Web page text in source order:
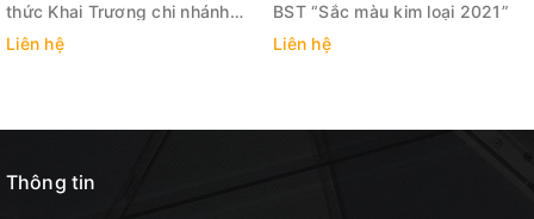
cáo Việt Nam- Vietad 2023
Vietad 2023- Hà Nội là cơ hội để các công ty, đơn vị
thức Khai Trương chi nhánh
mới HCM
Liên hệ
BST “Sắc màu kim loại 2021”
Liên hệ
Thông tin